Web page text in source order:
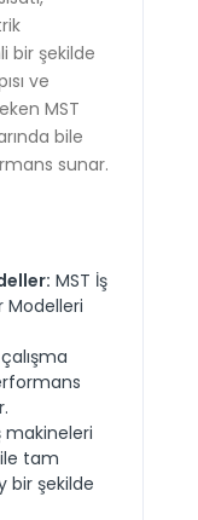
bir şekilde
ve
MST
bile
sunar.
MST İş
Modelleri
çalışma
makineleri
tam
bir şekilde